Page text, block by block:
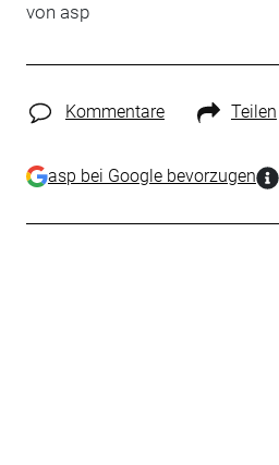
von asp
Kommentare Teilen
asp bei Google bevorzugen